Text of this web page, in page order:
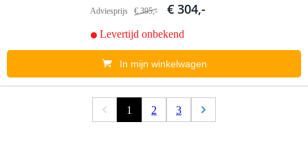
Adviesprijs € 395,- € 304,-
Levertijd onbekend
In mijn winkelwagen
1 2 3